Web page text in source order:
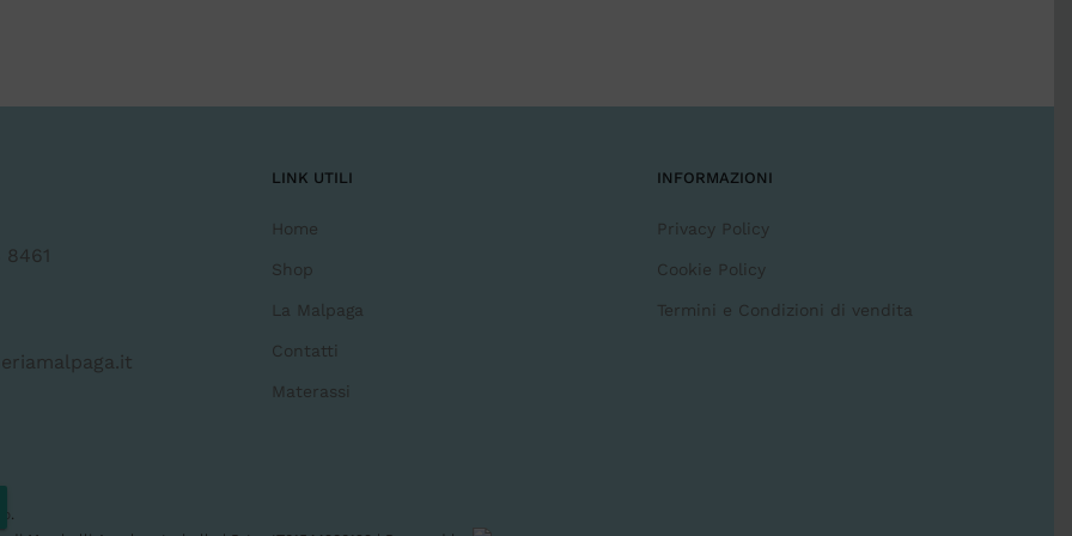
8461
LINK UTILI
Home
Shop
La Malpaga
Contatti
Materassi
INFORMAZIONI
Privacy Policy
Cookie Policy
Termini e Condizioni di vendita